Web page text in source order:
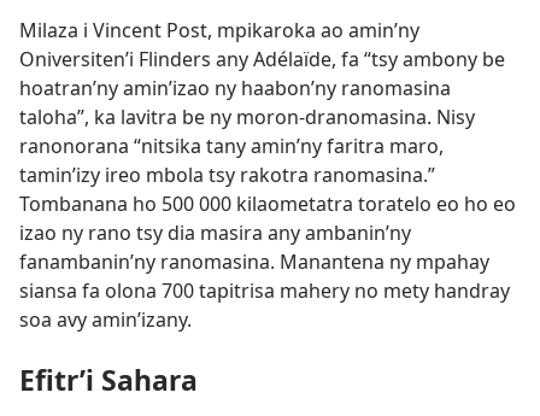
Milaza i Vincent Post, mpikaroka ao amin’ny
Oniversiten’i Flinders any Adélaïde, fa “tsy ambony be
hoatran’ny amin’izao ny haabon’ny ranomasina
taloha”, ka lavitra be ny moron-dranomasina. Nisy
ranonorana “nitsika tany amin’ny faritra maro,
tamin’izy ireo mbola tsy rakotra ranomasina.”
Tombanana ho 500 000 kilaometatra toratelo eo ho eo
izao ny rano tsy dia masira any ambanin’ny
fanambanin’ny ranomasina. Manantena ny mpahay
siansa fa olona 700 tapitrisa mahery no mety handray
soa avy amin’izany.
Efitr’i Sahara